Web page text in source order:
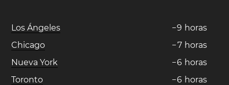
Los Ángeles −9 horas
Chicago
−7 horas
Nueva York
−6 horas
Toronto
−6 horas